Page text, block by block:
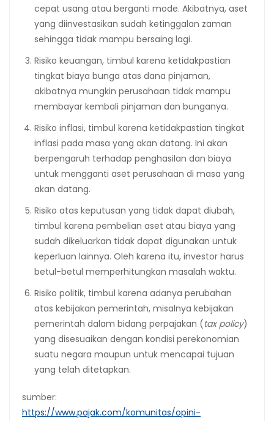
cepat usang atau berganti mode. Akibatnya, aset
yang diinvestasikan sudah ketinggalan zaman
sehingga tidak mampu bersaing lagi.
Risiko keuangan, timbul karena ketidakpastian
tingkat biaya bunga atas dana pinjaman,
akibatnya mungkin perusahaan tidak mampu
membayar kembali pinjaman dan bunganya.
Risiko inflasi, timbul karena ketidakpastian tingkat
inflasi pada masa yang akan datang. Ini akan
berpengaruh terhadap penghasilan dan biaya
untuk mengganti aset perusahaan di masa yang
akan datang.
Risiko atas keputusan yang tidak dapat diubah,
timbul karena pembelian aset atau biaya yang
sudah dikeluarkan tidak dapat digunakan untuk
keperluan lainnya. Oleh karena itu, investor harus
betul-betul memperhitungkan masalah waktu.
Risiko politik, timbul karena adanya perubahan
atas kebijakan pemerintah, misalnya kebijakan
pemerintah dalam bidang perpajakan (tax policy)
yang disesuaikan dengan kondisi perekonomian
suatu negara maupun untuk mencapai tujuan
yang telah ditetapkan.
sumber:
https://www.pajak.com/komunitas/opini-